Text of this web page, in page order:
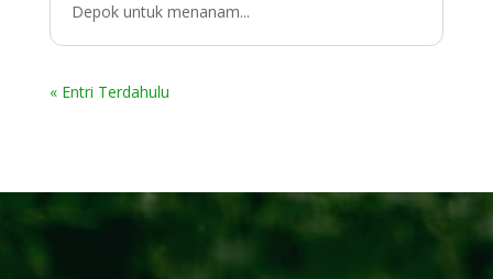
Depok untuk menanam...
« Entri Terdahulu